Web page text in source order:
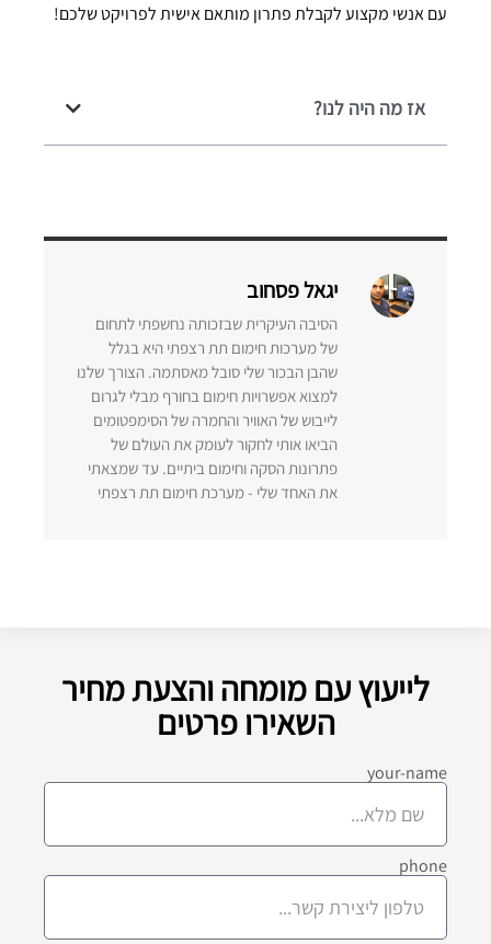
עם אנשי מקצוע לקבלת פתרון מותאם אישית לפרויקט שלכם!
אז מה היה לנו?
יגאל פסחוב
הסיבה העיקרית שבזכותה נחשפתי לתחום
של מערכות חימום תת רצפתי היא בגלל
שהבן הבכור שלי סובל מאסתמה. הצורך שלנו
למצוא אפשרויות חימום בחורף מבלי לגרום
לייבוש של האוויר והחמרה של הסימפטומים
הביאו אותי לחקור לעומק את העולם של
פתרונות הסקה וחימום ביתיים. עד שמצאתי
את האחד שלי - מערכת חימום תת רצפתי
לייעוץ עם מומחה והצעת מחיר
השאירו פרטים
your-name
phone